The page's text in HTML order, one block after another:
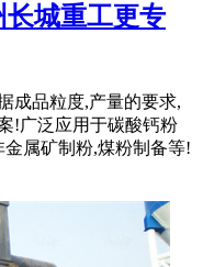
城重工更专
成品粒度,产量的要求,
!广泛应用于碳酸钙粉
属矿制粉,煤粉制备等!